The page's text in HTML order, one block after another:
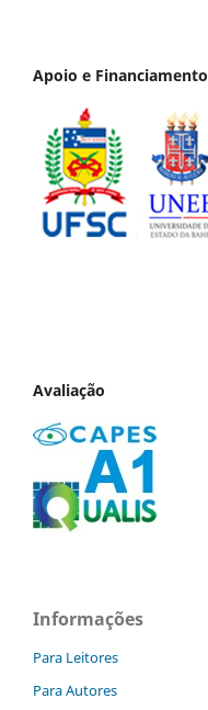
Apoio e Financiamento
Avaliação
Informações
Para Leitores
Para Autores